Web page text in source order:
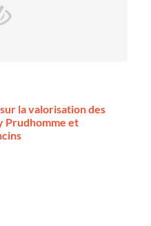
la valorisation des
Prudhomme et